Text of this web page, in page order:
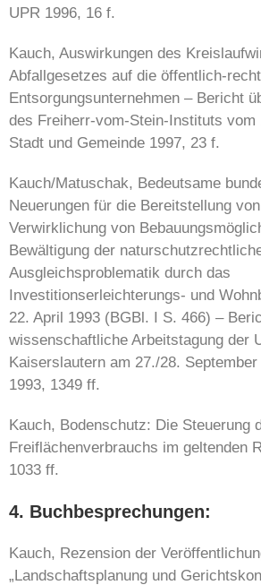
UPR 1996, 16 f.
Kauch, Auswirkungen des
Abfallgesetzes auf die öffentlich-
Entsorgungsunternehmen – Bericht
des Freiherr-vom-Stein-Instituts vom
Stadt und Gemeinde 1997, 23 f.
Kauch/Matuschak, Bedeutsame
Neuerungen für die Bereitstellung
Verwirklichung von
Bewältigung der
Ausgleichsproblematik durch das
Investitionserleichterungs- und
22. April 1993 (BGBl. I S. 466) –
wissenschaftliche Arbeitstagung der
Kaiserslautern am 27./28.
1993, 1349 ff.
Kauch, Bodenschutz: Die Steuerung
Freiflächenverbrauchs im geltenden
1033 ff.
4. Buchbesprechungen:
Kauch, Rezension der
„Landschaftsplanung und